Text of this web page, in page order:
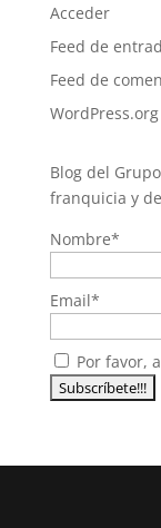
Acceder
Feed de
Feed de
WordPress.org
Blog del
franquicia y
Nombre*
Email*
Por favor,